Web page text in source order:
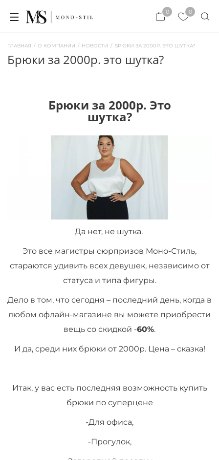
0
0
ЗАКРЫТЬ ×
×
ГЛАВНАЯ / О КОМПАНИИ / НОВОСТИ / БРЮКИ ЗА 2000Р. ЭТО ШУТКА?
брюки за 2000р. это шутка?
Брюки за 2000р. Это
шутка?
Да нет, не шутка.
Это все магистры сюрпризов Моно-Стиль,
стараются удивить всех девушек, независимо от
статуса и типа фигуры.
Дело в том, что сегодня – последний день, когда в
любом офлайн-магазине вы можете приобрести
вещь со скидкой -60%.
И да, среди них брюки от 2000р. Цена – сказка!
Итак, у вас есть последняя возможность купить
брюки по суперцене
-Для офиса,
-Прогулок,